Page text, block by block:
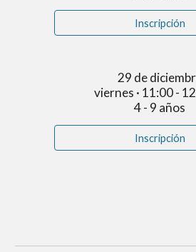
Inscripción
29 de
viernes · 11:00 -
4 - 9 años
Inscripción